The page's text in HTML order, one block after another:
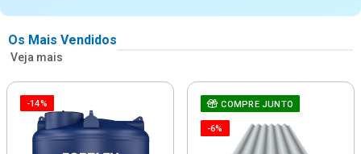
Os Mais Vendidos
Veja mais
-14% COMPRE JUNTO
-6%